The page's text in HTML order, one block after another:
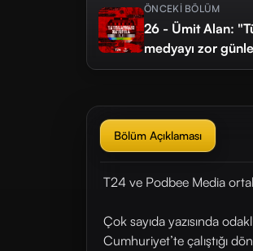
ÖNCEKİ BÖLÜM
26 - Ümit Alan:
medyayı zor
Bölüm Açıklaması
T24 ve Podbee Media
Çok sayıda yazısında
Cumhuriyet’te çalıştığı